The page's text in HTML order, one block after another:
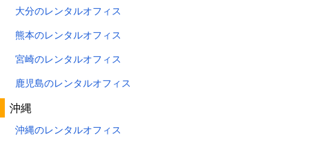
大分のレンタルオフィス
熊本のレンタルオフィス
宮崎のレンタルオフィス
鹿児島のレンタルオフィス
沖縄
沖縄のレンタルオフィス